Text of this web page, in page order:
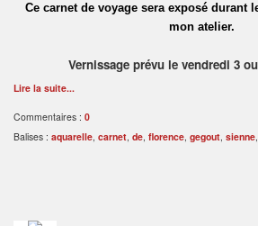
Ce carnet de voyage sera exposé durant
mon atelier.
Vernissage prévu le vendredi 3
Lire la suite...
Commentaires : 0
Balises : aquarelle, carnet, de, florence, gegout, sienne,